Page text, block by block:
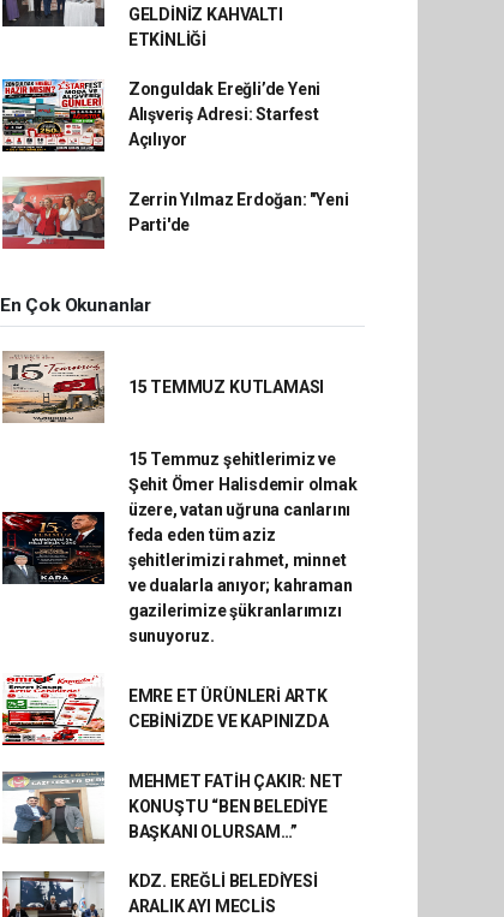
GELDİNİZ KAHVALTI
ETKİNLİĞİ
Zonguldak Ereğli’de Yeni
Alışveriş Adresi: Starfest
Açılıyor
Zerrin Yılmaz Erdoğan: "Yeni
Parti'de
En Çok Okunanlar
15 TEMMUZ KUTLAMASI
15 Temmuz şehitlerimiz ve
Şehit Ömer Halisdemir olmak
üzere, vatan uğruna canlarını
feda eden tüm aziz
şehitlerimizi rahmet, minnet
ve dualarla anıyor; kahraman
gazilerimize şükranlarımızı
sunuyoruz.
EMRE ET ÜRÜNLERİ ARTK
CEBİNİZDE VE KAPINIZDA
MEHMET FATİH ÇAKIR: NET
KONUŞTU “BEN BELEDİYE
BAŞKANI OLURSAM…”
KDZ. EREĞLİ BELEDİYESİ
ARALIK AYI MECLİS